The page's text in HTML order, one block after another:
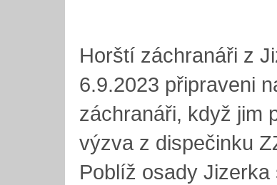
Horští záchranáři z
6.9.2023 připraveni
záchranáři, když jim
výzva z dispečinku
Poblíž osady